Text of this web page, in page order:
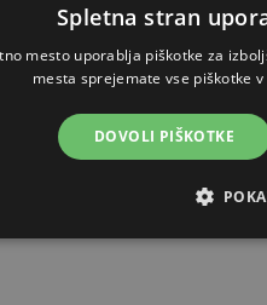
plastika
Spletna stran
mesto uporablja piškotke za
mesta sprejemate vse piškotke
DOVOLI PIŠKOTKE